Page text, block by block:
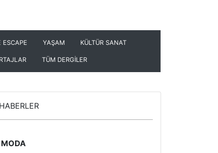
ESCAPE YAŞAM KÜLTÜR SANAT
TÜM DERGİLER
MODA